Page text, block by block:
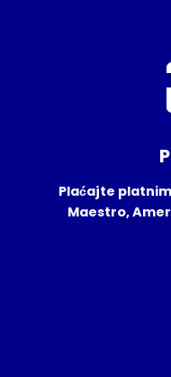
Plaćajte
Maestro,